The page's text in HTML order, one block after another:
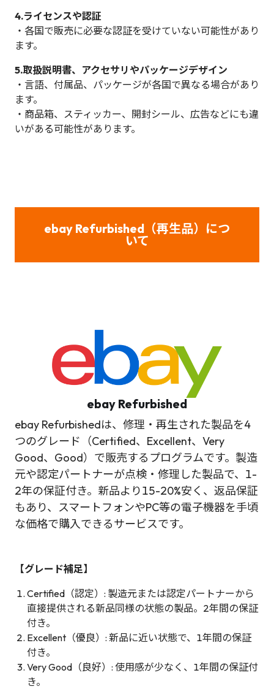
4.ライセンスや認証
・各国で販売に必要な認証を受けていない可能性があり
ます。
5.取扱説明書、アクセサリやパッケージデザイン
・言語、付属品、パッケージが各国で異なる場合があり
ます。
・商品箱、スティッカー、開封シール、広告などにも違
いがある可能性があります。
ebay Refurbished（再生品）につ
いて
ebay Refurbished
ebay Refurbishedは、修理・再生された製品を4
つのグレード（Certified、Excellent、Very
Good、Good）で販売するプログラムです。製造
元や認定パートナーが点検・修理した製品で、1-
2年の保証付き。新品より15-20%安く、返品保証
もあり、スマートフォンやPC等の電子機器を手頃
な価格で購入できるサービスです。
【グレード補足】
Certified（認定）: 製造元または認定パートナーから
直接提供される新品同様の状態の製品。2年間の保証
付き。
Excellent（優良）: 新品に近い状態で、1年間の保証
付き。
Very Good（良好）: 使用感が少なく、1年間の保証付
き。